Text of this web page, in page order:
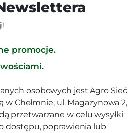
promocje.
osobowych jest Agro Sieć
w Chełmnie, ul. Magazynowa 2,
przetwarzane w celu wysyłki
dostępu, poprawienia lub